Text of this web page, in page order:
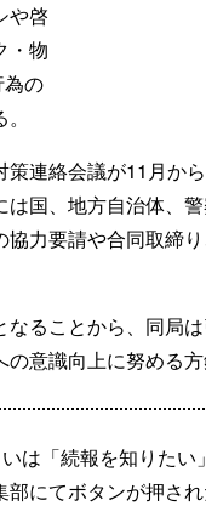
や啓
・物
の
連絡会議が11月か
は国、地方自治体、
力要請や合同取締
ることから、同局
意識向上に努める方
は「続報を知りたい
にてボタンが押され